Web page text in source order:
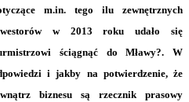
m.in. tego ilu zewnętrznych
w 2013 roku udało się
ściągnąć do Mławy?. W
i jakby na potwierdzenie, że
biznesu są rzecznik prasowy